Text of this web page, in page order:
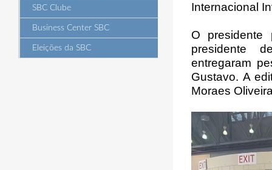
SBC Clube
Business Center SBC
Eleições da SBC
Internacional
O
presidente
entregaram
Gustavo. A
Moraes